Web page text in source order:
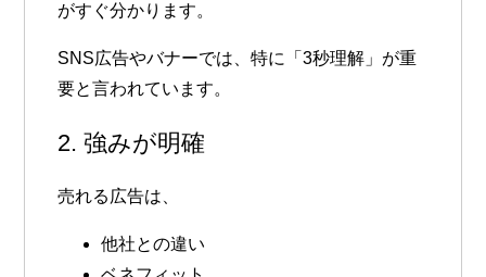
がすぐ分かります。
SNS広告やバナーでは、特に「3秒理解」が重
要と言われています。
2. 強みが明確
売れる広告は、
他社との違い